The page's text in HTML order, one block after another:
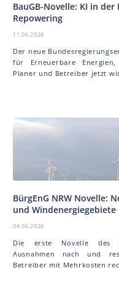
BauGB-Novelle: KI in
Repowering
11.06.2026
Der neue
für Erneuerbare
Planer und Betreiber jetzt
BürgEnG NRW Novelle:
und Windenergiegebiete
04.06.2026
Die erste Novelle des
Ausnahmen nach und
Betreiber mit Mehrkosten